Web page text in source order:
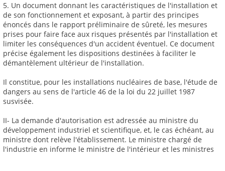
5. Un document donnant les caractéristiques de l'installation et
de son fonctionnement et exposant, à partir des principes
énoncés dans le rapport préliminaire de sûreté, les mesures
prises pour faire face aux risques présentés par l'installation et
limiter les conséquences d'un accident éventuel. Ce document
précise également les dispositions destinées à faciliter le
démantèlement ultérieur de l'installation.
Il constitue, pour les installations nucléaires de base, l'étude de
dangers au sens de l'article 46 de la loi du 22 juillet 1987
susvisée.
II- La demande d'autorisation est adressée au ministre du
développement industriel et scientifique, et, le cas échéant, au
ministre dont relève l'établissement. Le ministre chargé de
l'industrie en informe le ministre de l'intérieur et les ministres